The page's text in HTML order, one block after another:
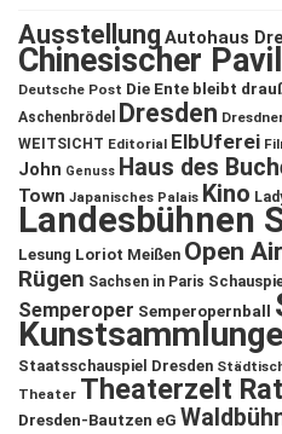
Ausstellung Autohaus
Chinesischer
Deutsche Post Die Ente bleibt
Aschenbrödel
Dresden
WEITSICHT Editorial ElbUferei
John Genuss Haus des
Town Japanisches Palais Kino
Landesbühnen
Lesung Loriot Meißen Open Air
Rügen Sachsen in Paris
Semperoper Semperopernball
Staatsschauspiel Dresden
Theater Theaterzelt
Dresden-Bautzen eG